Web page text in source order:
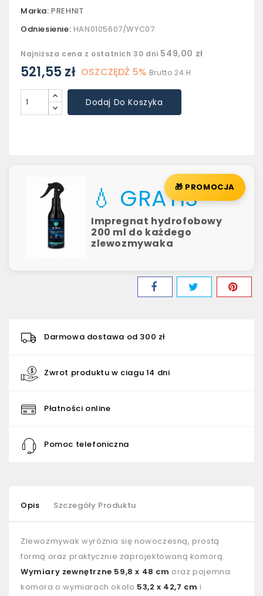
Marka: PREHNIT
Odniesienie: HAN0105607/WYC07
Najniższa cena z ostatnich 30 dni 549,00 zł
521,55 zł OSZCZĘDŹ 5% Brutto 24 H
Dodaj Do Koszyka
🎁 PROMOCJA
💧 GRATIS
Impregnat hydrofobowy
200 ml do każdego
zlewozmywaka
Darmowa dostawa od 300 zł
Zwrot produktu w ciagu 14 dni
Płatności online
Pomoc telefoniczna
Opis Szczegóły Produktu
Zlewozmywak wyróżnia się nowoczesną, prostą
formą oraz praktycznie zaprojektowaną komorą.
Wymiary zewnętrzne 59,8 x 48 cm oraz pojemna
komora o wymiarach około 53,2 x 42,7 cm i